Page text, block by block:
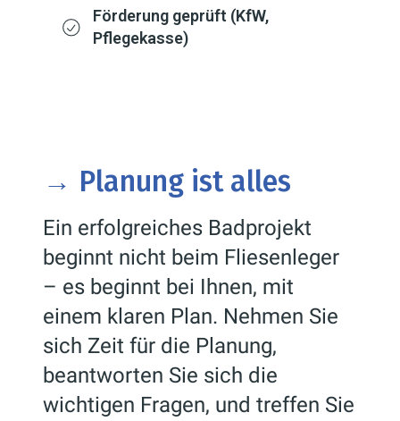
Anschaffungskosten.
Förderung geprüft (KfW,
Pflegekasse)
→ Planung ist alles
Ein erfolgreiches Badprojekt
beginnt nicht beim Fliesenleger
– es beginnt bei Ihnen, mit
einem klaren Plan. Nehmen Sie
sich Zeit für die Planung,
beantworten Sie sich die
wichtigen Fragen, und treffen Sie